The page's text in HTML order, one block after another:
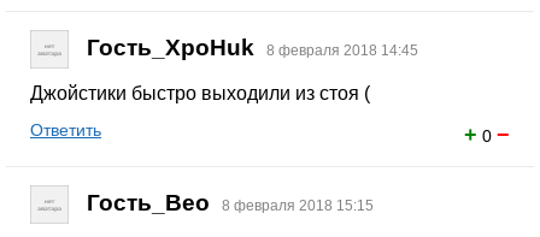
Гость_XpoHuk 8 февраля 2018 14:45
Джойстики быстро выходили из стоя (
+ 0 −
Ответить
Гость_Beo 8 февраля 2018 15:15